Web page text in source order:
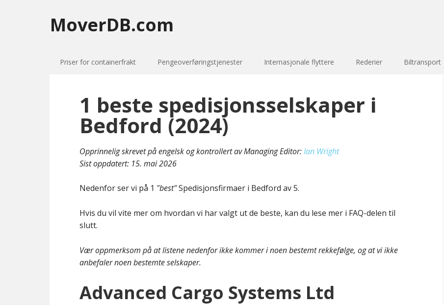
MoverDB.com
Priser for containerfrakt Pengeoverføringstjenester Internasjonale flyttere Rederier Biltransport
1 beste spedisjonsselskaper i
Bedford (2024)
Opprinnelig skrevet på engelsk og kontrollert av Managing Editor:Ian Wright
Sist oppdatert: 15. mai 2026
Nedenfor ser vi på 1 "best"Spedisjonsfirmaer i Bedford av 5.
Hvis du vil vite mer om hvordan vi har valgt ut de beste, kan du lese mer i FAQ-delen til
slutt.
Vær oppmerksom på at listene nedenfor ikke kommer i noen bestemt rekkefølge, og at vi ikke
anbefaler noen bestemte selskaper.
Advanced Cargo Systems Ltd